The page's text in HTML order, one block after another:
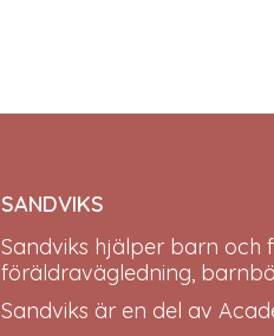
SANDVIKS
Sandviks hjälper barn och
föräldravägledning,
Sandviks är en del av